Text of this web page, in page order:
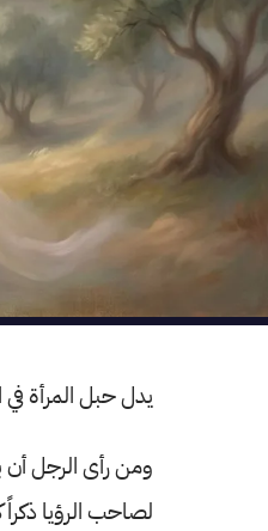
يدل حبل المرأة في
ومن رأى الرجل أن
لصاحب الرؤيا